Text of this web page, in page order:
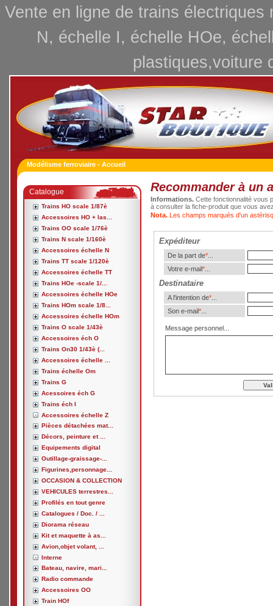
Vente en ligne de trains
N, échelle I, échelle HOe,
plastiques,voiture
Modélisme ferroviaire - Accueil
Catalogue
Trains HO scale 1/87è
Accessoires HO + las...
Trains OO scale 1/76è
Trains N scale 1/160è
Accessoires échelle N
Trains TT scale 1/120è
Accessoires échelle TT
Trains HOe -scale 1/...
Accessoires échelle HOe
Trains HOm scale 1/8...
Accessoires échelle HOm
Trains O scale 1/43è
Accessoires éch O
Trains On30 1/43è (...
Accessoires échelle ...
Trains échelle Om
Trains G
Acessoires éch G
Trains éch I
Accessoires échelle Z
Pièces détachées mat...
Décors, peinture et ...
Equipements digital
Outillage-graissage-...
Figurines,personnage...
OCCASION & COLLECTION
VEHICULES terrestres...
Profilés en tout genre
Catalogues / Doc. / ...
Diorama réseau
Kit et maquette à as...
Avion,objet volant, ...
Interne
Bateau, navire, mari...
Radio commande
Accessoires OO
Train HOf
Recommander à un
Informations. Cette fonctionnalité vous
à consulter la fiche-produit que vous
Nota. Les champs marqués d'un
Expéditeur
De la part de*...
Votre e-mail*...
Destinataire
A l'intention de*...
Son e-mail*...
Message personnel...